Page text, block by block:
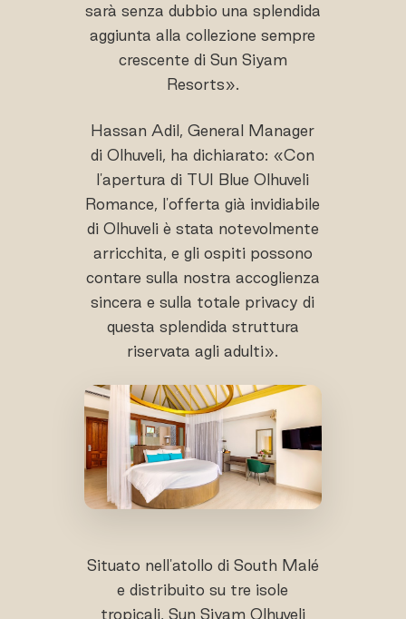
sarà senza dubbio una splendida
aggiunta alla collezione sempre
crescente di Sun Siyam
Resorts».
Hassan Adil, General Manager
di Olhuveli, ha dichiarato: «Con
l'apertura di TUI Blue Olhuveli
Romance, l'offerta già invidiabile
di Olhuveli è stata notevolmente
arricchita, e gli ospiti possono
contare sulla nostra accoglienza
sincera e sulla totale privacy di
questa splendida struttura
riservata agli adulti».
Situato nell'atollo di South Malé
e distribuito su tre isole
tropicali, Sun Siyam Olhuveli